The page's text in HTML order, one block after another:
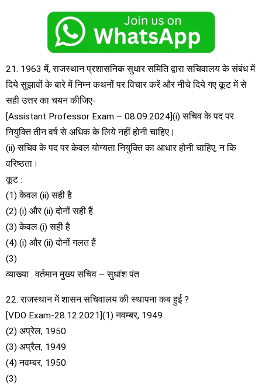
21. 1963 में, राजस्थान प्रशासनिक सुधार समिति द्वारा सचिवालय के संबंध में
दिये सुझावों के बारे में निम्न कथनों पर विचार करें और नीचे दिये गए कूट में से
सही उत्तर का चयन कीजिए-
[Assistant Professor Exam – 08.09.2024](i) सचिव के पद पर
नियुक्ति तीन वर्ष से अधिक के लिये नहीं होनी चाहिए।
(ii) सचिव के पद पर केवल योग्यता नियुक्ति का आधार होनी चाहिए, न कि
वरिष्ठता।
कूट :
(1) केवल (ii) सही है
(2) (i) और (ii) दोनों सही हैं
(3) केवल (i) सही है
(4) (i) और (ii) दोनों गलत हैं
(3)
व्याख्या : वर्तमान मुख्य सचिव – सुधांश पंत
22. राजस्थान में शासन सचिवालय की स्थापना कब हुई ?
[VDO Exam-28.12.2021](1) नवम्बर, 1949
(2) अप्रेल, 1950
(3) अप्रैल, 1949
(4) नवम्बर, 1950
(3)